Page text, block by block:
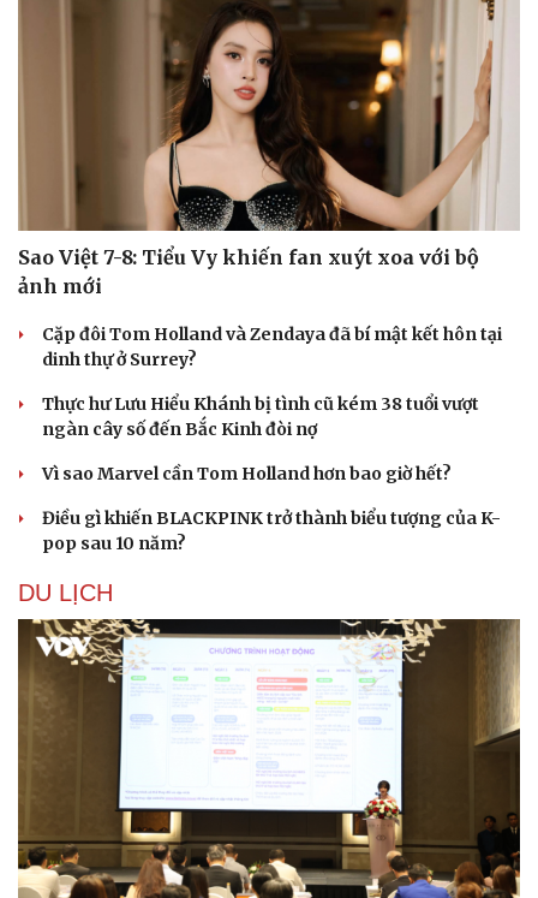
Làm đẹp - giảm cân
Phòng mạch online
Ăn sạch sống khỏe
Sao Việt 7-8: Tiểu Vy khiến fan xuýt xoa với bộ
ảnh mới
Cặp đôi Tom Holland và Zendaya đã bí mật kết hôn tại
dinh thự ở Surrey?
Thực hư Lưu Hiểu Khánh bị tình cũ kém 38 tuổi vượt
ngàn cây số đến Bắc Kinh đòi nợ
Vì sao Marvel cần Tom Holland hơn bao giờ hết?
Điều gì khiến BLACKPINK trở thành biểu tượng của K-
pop sau 10 năm?
DU LỊCH